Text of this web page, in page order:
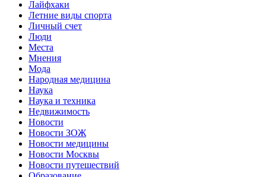
Лайфхаки
Летние виды спорта
Личный счет
Люди
Места
Мнения
Мода
Народная медицина
Наука
Наука и техника
Недвижимость
Новости
Новости ЗОЖ
Новости медицины
Новости Москвы
Новости путешествий